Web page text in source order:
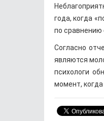
года, когда
по сравнению
Согласно
являются
психологи
момент,